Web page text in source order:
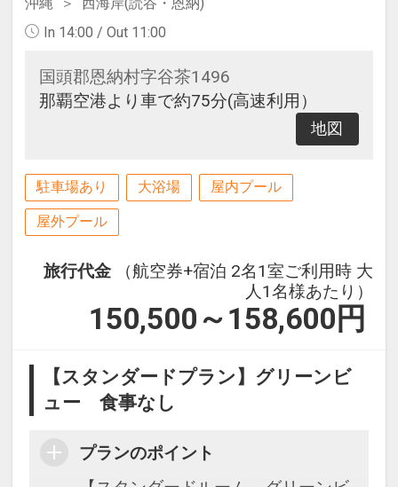
In 14:00 / Out 11:00
国頭郡恩納村字谷茶1496
那覇空港より車で約75分(高速利用）
地図
駐車場あり 大浴場 屋内プール
屋外プール
旅行代金
（航空券+宿泊 2名1室ご利用時 大
人1名様あたり）
150,500～158,600 円
【スタンダードプラン】グリーンビ
ュー 食事なし
プランのポイント